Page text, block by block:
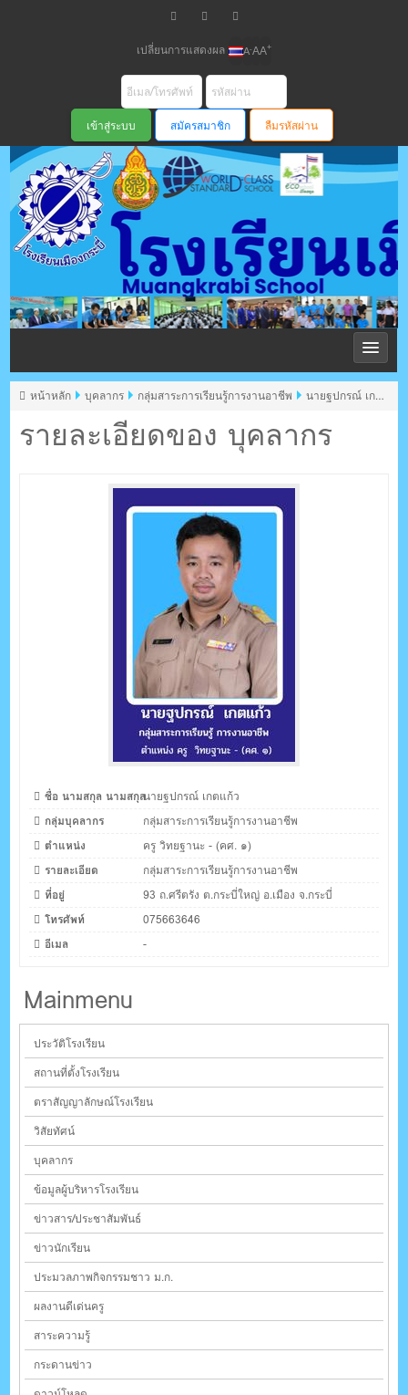
เปลี่ยนการแสดงผล A-AA+
สมัครสมาชิก ลืมรหัสผ่าน
โรงเรียนเมือง
กระบี่ สพม
ตรัง กระบี่
รายละเอียดของ บุคลากร
หน้าหลัก บุคลากร กลุ่มสาระการเรียนรู้การงานอาชีพ
นายฐปกรณ์ เกต
ชื่อ นามสกุล นามสกุลนายฐปกรณ์ เกตแก้ว
กลุ่มบุคลากร
กลุ่มสาระการเรียนรู้การงานอาชีพ
ตำแหน่ง
ครู วิทยฐานะ - (คศ. ๑)
รายละเอียด
กลุ่มสาระการเรียนรู้การงานอาชีพ
ที่อยู่
93 ถ.ศรีตรัง ต.กระบี่ใหญ่ อ.เมือง จ.กระบี่
โทรศัพท์
075663646
อีเมล
-
Mainmenu
ประวัติโรงเรียน
สถานที่ตั้งโรงเรียน
ตราสัญญาลักษณ์โรงเรียน
วิสัยทัศน์
บุคลากร
ข้อมูลผู้บริหารโรงเรียน
ข่าวสาร/ประชาสัมพันธ์
ข่าวนักเรียน
ประมวลภาพกิจกรรมชาว ม.ก.
ผลงานดีเด่นครู
สาระความรู้
กระดานข่าว